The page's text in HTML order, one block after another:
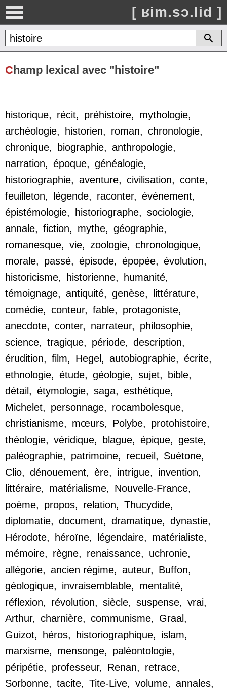
[ ʁim.sɔ.lid ]
Champ lexical avec "histoire"
historique, récit, préhistoire, mythologie,
archéologie, historien, roman, chronologie,
chronique, biographie, anthropologie,
narration, époque, généalogie,
historiographie, aventure, civilisation, conte,
feuilleton, légende, raconter, événement,
épistémologie, historiographe, sociologie,
annale, fiction, mythe, géographie,
romanesque, vie, zoologie, chronologique,
morale, passé, épisode, épopée, évolution,
historicisme, historienne, humanité,
témoignage, antiquité, genèse, littérature,
comédie, conteur, fable, protagoniste,
anecdote, conter, narrateur, philosophie,
science, tragique, période, description,
érudition, film, Hegel, autobiographie, écrite,
ethnologie, étude, géologie, sujet, bible,
détail, étymologie, saga, esthétique,
Michelet, personnage, rocambolesque,
christianisme, mœurs, Polybe, protohistoire,
théologie, véridique, blague, épique, geste,
paléographie, patrimoine, recueil, Suétone,
Clio, dénouement, ère, intrigue, invention,
littéraire, matérialisme, Nouvelle-France,
poème, propos, relation, Thucydide,
diplomatie, document, dramatique, dynastie,
Hérodote, héroïne, légendaire, matérialiste,
mémoire, règne, renaissance, uchronie,
allégorie, ancien régime, auteur, Buffon,
géologique, invraisemblable, mentalité,
réflexion, révolution, siècle, suspense, vrai,
Arthur, charnière, communisme, Graal,
Guizot, héros, historiographique, islam,
marxisme, mensonge, paléontologie,
péripétie, professeur, Renan, retrace,
Sorbonne, tacite, Tite-Live, volume, annales,